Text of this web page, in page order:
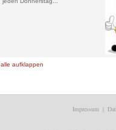
alle aufklappen
Impressum |